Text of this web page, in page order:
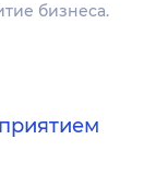
бизнеса.